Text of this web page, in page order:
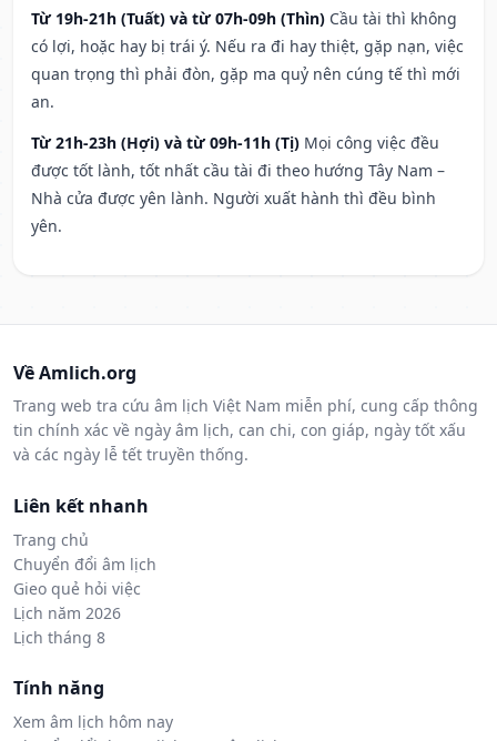
Từ 19h-21h (Tuất) và từ 07h-09h (Thìn) Cầu tài thì không
có lợi, hoặc hay bị trái ý. Nếu ra đi hay thiệt, gặp nạn, việc
quan trọng thì phải đòn, gặp ma quỷ nên cúng tế thì mới
an.
Từ 21h-23h (Hợi) và từ 09h-11h (Tị) Mọi công việc đều
được tốt lành, tốt nhất cầu tài đi theo hướng Tây Nam –
Nhà cửa được yên lành. Người xuất hành thì đều bình
yên.
Về Amlich.org
Trang web tra cứu âm lịch Việt Nam miễn phí, cung cấp thông
tin chính xác về ngày âm lịch, can chi, con giáp, ngày tốt xấu
và các ngày lễ tết truyền thống.
Liên kết nhanh
Trang chủ
Chuyển đổi âm lịch
Gieo quẻ hỏi việc
Lịch năm 2026
Lịch tháng 8
Tính năng
Xem âm lịch hôm nay